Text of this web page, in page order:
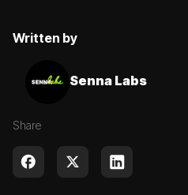
Written by
Senna Labs
Share